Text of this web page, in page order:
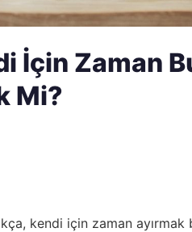
İçin Zaman
Mi?
kendi için zaman